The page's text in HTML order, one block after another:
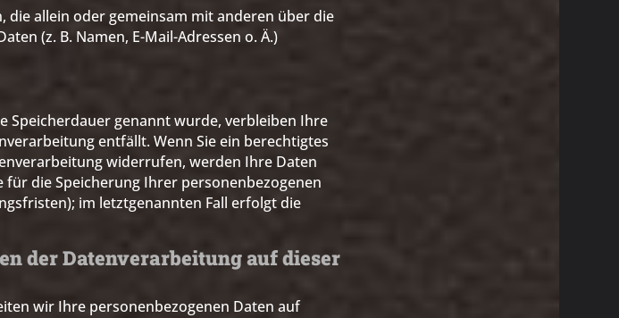
allein oder gemeinsam mit anderen über die
(z. B. Namen, E-Mail-Adressen o. Ä.)
Speicherdauer genannt wurde, verbleiben Ihre
entfällt. Wenn Sie ein berechtigtes
widerrufen, werden Ihre Daten
die Speicherung Ihrer personenbezogenen
im letztgenannten Fall erfolgt die
der Datenverarbeitung auf dieser
wir Ihre personenbezogenen Daten auf